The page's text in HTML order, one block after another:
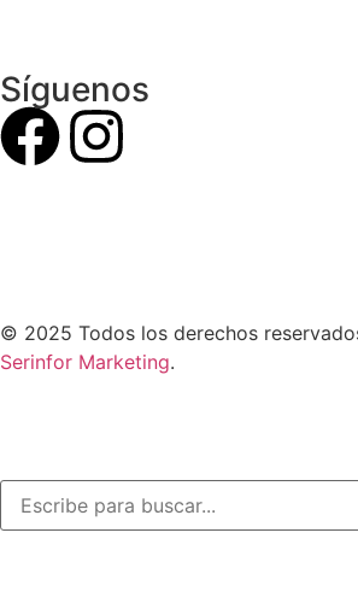
Síguenos
© 2025 Todos los derechos
Serinfor Marketing.